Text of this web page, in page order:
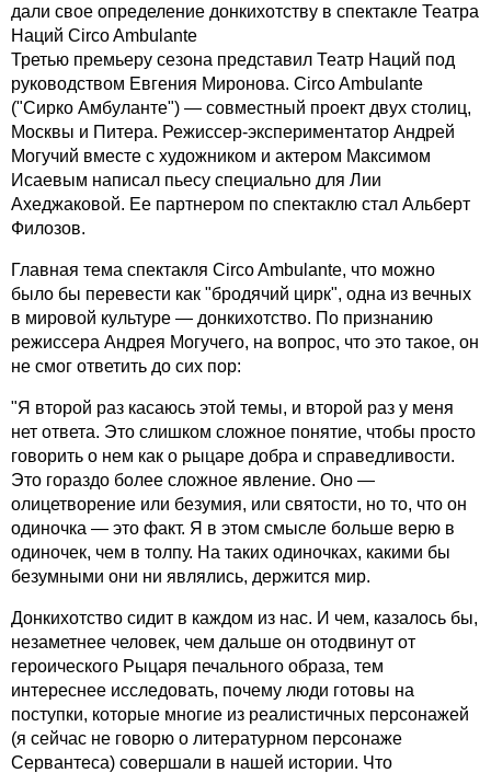
дали свое определение донкихотству в спектакле Театра
Наций Circo Ambulante
Третью премьеру сезона представил Театр Наций под
руководством Евгения Миронова. Circo Ambulante
("Сирко Амбуланте") — совместный проект двух столиц,
Москвы и Питера. Режиссер-экспериментатор Андрей
Могучий вместе с художником и актером Максимом
Исаевым написал пьесу специально для Лии
Ахеджаковой. Ее партнером по спектаклю стал Альберт
Филозов.
Главная тема спектакля Circo Ambulante, что можно
было бы перевести как "бродячий цирк", одна из вечных
в мировой культуре — донкихотство. По признанию
режиссера Андрея Могучего, на вопрос, что это такое, он
не смог ответить до сих пор:
"Я второй раз касаюсь этой темы, и второй раз у меня
нет ответа. Это слишком сложное понятие, чтобы просто
говорить о нем как о рыцаре добра и справедливости.
Это гораздо более сложное явление. Оно —
олицетворение или безумия, или святости, но то, что он
одиночка — это факт. Я в этом смысле больше верю в
одиночек, чем в толпу. На таких одиночках, какими бы
безумными они ни являлись, держится мир.
Донкихотство сидит в каждом из нас. И чем, казалось бы,
незаметнее человек, чем дальше он отодвинут от
героического Рыцаря печального образа, тем
интереснее исследовать, почему люди готовы на
поступки, которые многие из реалистичных персонажей
(я сейчас не говорю о литературном персонаже
Сервантеса) совершали в нашей истории. Что